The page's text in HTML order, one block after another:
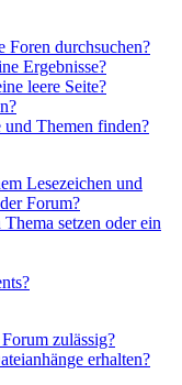
Foren durchsuchen?
Ergebnisse?
leere Seite?
Themen finden?
Lesezeichen und
Forum?
setzen oder ein
zulässig?
erhalten?